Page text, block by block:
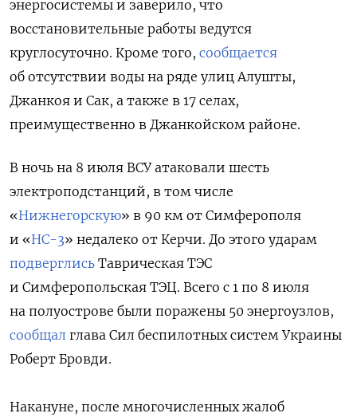
энергосистемы и заверило, что
восстановительные работы ведутся
круглосуточно. Кроме того, сообщается
об отсутствии воды на ряде улиц Алушты,
Джанкоя и Сак, а также в 17 селах,
преимущественно в Джанкойском районе.
В ночь на 8 июля ВСУ атаковали шесть
электроподстанций, в том числе
«Нижнегорскую» в 90 км от Симферополя
и «НС-3» недалеко от Керчи. До этого ударам
подверглись Таврическая ТЭС
и Симферопольская ТЭЦ. Всего с 1 по 8 июля
на полуострове были поражены 50 энергоузлов,
сообщал глава Сил беспилотных систем Украины
Роберт Бровди.
Накануне, после многочисленных жалоб